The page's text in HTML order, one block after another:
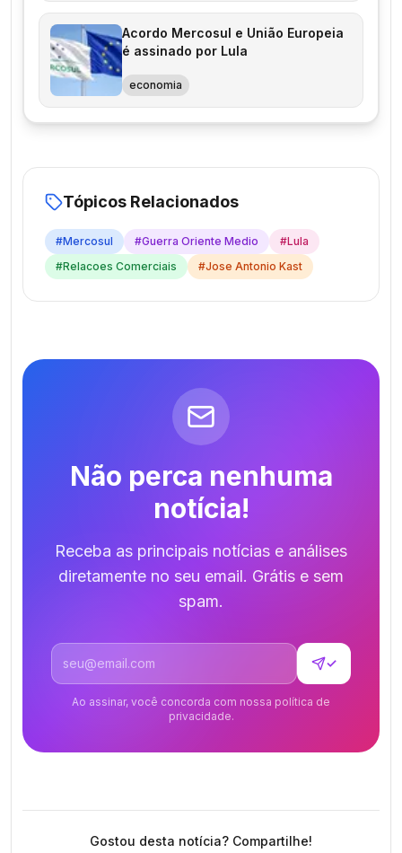
Acordo Mercosul e União Europeia
é assinado por Lula
economia
Tópicos Relacionados
#Mercosul #Guerra Oriente Medio #Lula
#Relacoes Comerciais #Jose Antonio Kast
Não perca nenhuma
notícia!
Receba as principais notícias e análises
diretamente no seu email. Grátis e sem
spam.
Endereço de email
✓
Ao assinar, você concorda com nossa política de
privacidade.
Gostou desta notícia? Compartilhe!